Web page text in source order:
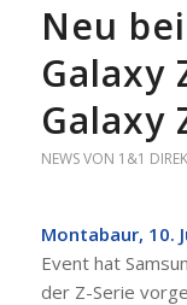
Neu
Galaxy
Galaxy
NEWS VON 1&1
Montabaur, 10.
Event hat
der Z-Serie